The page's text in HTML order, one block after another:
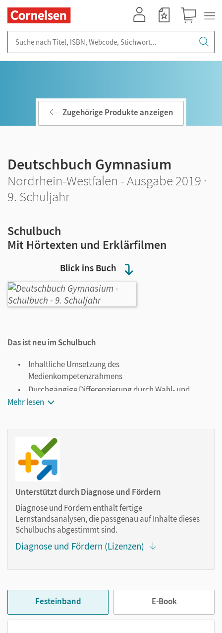
Blick ins Buch
Zugehörige Produkte anzeigen
Deutschbuch Gymnasium
Nordrhein-Westfalen - Ausgabe 2019 ·
9. Schuljahr
Schulbuch
Mit Hörtexten und Erklärfilmen
Das ist neu im Schulbuch
Inhaltliche Umsetzung des
Medienkompetenzrahmens
Durchgängige Differenzierung durch Wahl- und
Zusatzaufgaben
Integrierte Sprach- und Methodenseiten
Ausgewiesenes Sach- und Methodenwissen in allen
Kapiteln
Das hat sich bewährt
Klare Struktur und übersichtlicher Kapitelaufbau im
Dreischritt
Transparente Lernprozessorientierung
Selbstdiagnose
Mehr lesen
Unterstützt durch Diagnose und Fördern
Diagnose und Fördern enthält fertige
Lernstandsanalysen, die passgenau auf Inhalte dieses
Schulbuchs abgestimmt sind.
Diagnose und Fördern (Lizenzen)
Festeinband E-Book